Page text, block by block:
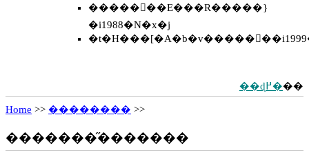
�����񍐏��E���R�����}
�i1988�N�x�j
��ɖ߂���
Home >> �������� >>
�������̋�������